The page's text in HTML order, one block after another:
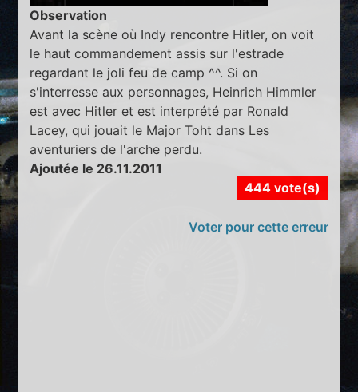
Observation
Avant la scène où Indy rencontre Hitler, on voit
le haut commandement assis sur l'estrade
regardant le joli feu de camp ^^. Si on
s'interresse aux personnages, Heinrich Himmler
est avec Hitler et est interprété par Ronald
Lacey, qui jouait le Major Toht dans Les
aventuriers de l'arche perdu.
Ajoutée le 26.11.2011
444 vote(s)
Voter pour cette erreur